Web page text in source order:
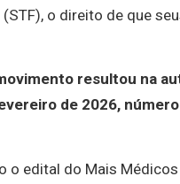
(STF), o direito de que
resultou na
de 2026,
o edital do Mais